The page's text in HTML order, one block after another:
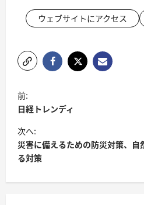
ウェブサイトにアクセス
投
稿
ナ
ビ
ゲ
ー
前:
日経トレンディ
次へ:
災害に備えるための防災対策、自
る対策